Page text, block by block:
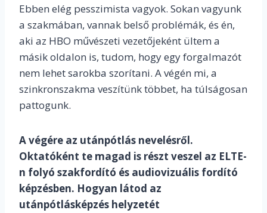
Ebben elég pesszimista vagyok. Sokan vagyunk
a szakmában, vannak belső problémák, és én,
aki az HBO művészeti vezetőjeként ültem a
másik oldalon is, tudom, hogy egy forgalmazót
nem lehet sarokba szorítani. A végén mi, a
szinkronszakma veszítünk többet, ha túlságosan
pattogunk.
A végére az utánpótlás nevelésről.
Oktatóként te magad is részt veszel az ELTE-
n folyó szakfordító és audiovizuális fordító
képzésben. Hogyan látod az
utánpótlásképzés helyzetét